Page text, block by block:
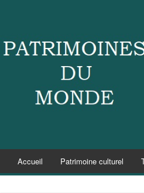
Accueil Patrimoine culturel